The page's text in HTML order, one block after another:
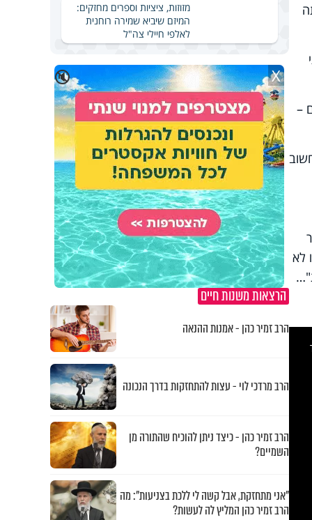
–
לא
מזוזות, ציציות וספרים מחזקים:
המיזם שיביא שמירה רוחנית
לאלפי חיילי צה"ל
🔇 X
הרצאות משנות חיים
הרב זמיר כהן - אמנות ההנאה
הרב מרדכי לוי - עצות להתחזקות בדרך הנכונה
הרב זמיר כהן - כיצד ניתן להוכיח שהתורה מן
השמיים?
"אני מתחזקת, אבל קשה לי ללכת בצניעות": מה
הרב זמיר כהן המליץ לה לעשות?